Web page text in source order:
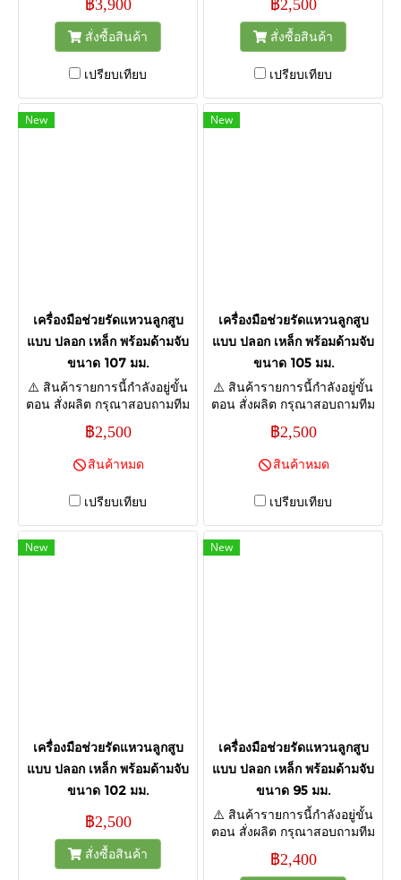
฿3,900
สั่งซื้อสินค้า
เปรียบเทียบ
฿2,500
สั่งซื้อสินค้า
เปรียบเทียบ
New
เครื่องมือช่วยรัดแหวนลูกสูบ
แบบ ปลอก เหล็ก พร้อมด้ามจับ
ขนาด 107 มม.
⚠️ สินค้ารายการนี้กำลังอยู่ขั้น
ตอน สั่งผลิต กรุณาสอบถามทีม
กำหนดส่งสินค้า ขอบคุณค่ะ
฿2,500
สินค้าหมด
เปรียบเทียบ
New
เครื่องมือช่วยรัดแหวนลูกสูบ
แบบ ปลอก เหล็ก พร้อมด้ามจับ
ขนาด 105 มม.
⚠️ สินค้ารายการนี้กำลังอยู่ขั้น
ตอน สั่งผลิต กรุณาสอบถามทีม
กำหนดส่งสินค้า ขอบคุณค่ะ
฿2,500
สินค้าหมด
เปรียบเทียบ
New
เครื่องมือช่วยรัดแหวนลูกสูบ
แบบ ปลอก เหล็ก พร้อมด้ามจับ
ขนาด 102 มม.
฿2,500
สั่งซื้อสินค้า
New
เครื่องมือช่วยรัดแหวนลูกสูบ
แบบ ปลอก เหล็ก พร้อมด้ามจับ
ขนาด 95 มม.
⚠️ สินค้ารายการนี้กำลังอยู่ขั้น
ตอน สั่งผลิต กรุณาสอบถามทีม
กำหนดส่งสินค้า ขอบคุณค่ะ
฿2,400